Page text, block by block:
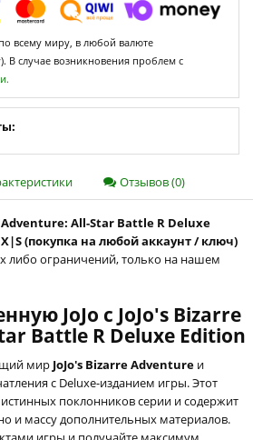
всему миру, в любой валюте
В случае возникновения проблем с
Отзывов (0)
Adventure: All-Star Battle R Deluxe
(покупка на любой аккаунт / ключ)
либо ограничений, только на нашем
JoJo с JoJo's Bizarre
Battle R Deluxe Edition
мир JoJo's Bizarre Adventure и
с Deluxe-изданием игры. Этот
поклонников серии и содержит
и массу дополнительных материалов.